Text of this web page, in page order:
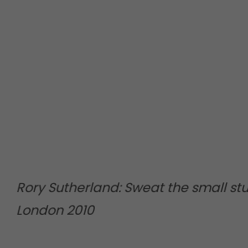
Rory Sutherland: Sweat the small
London 2010